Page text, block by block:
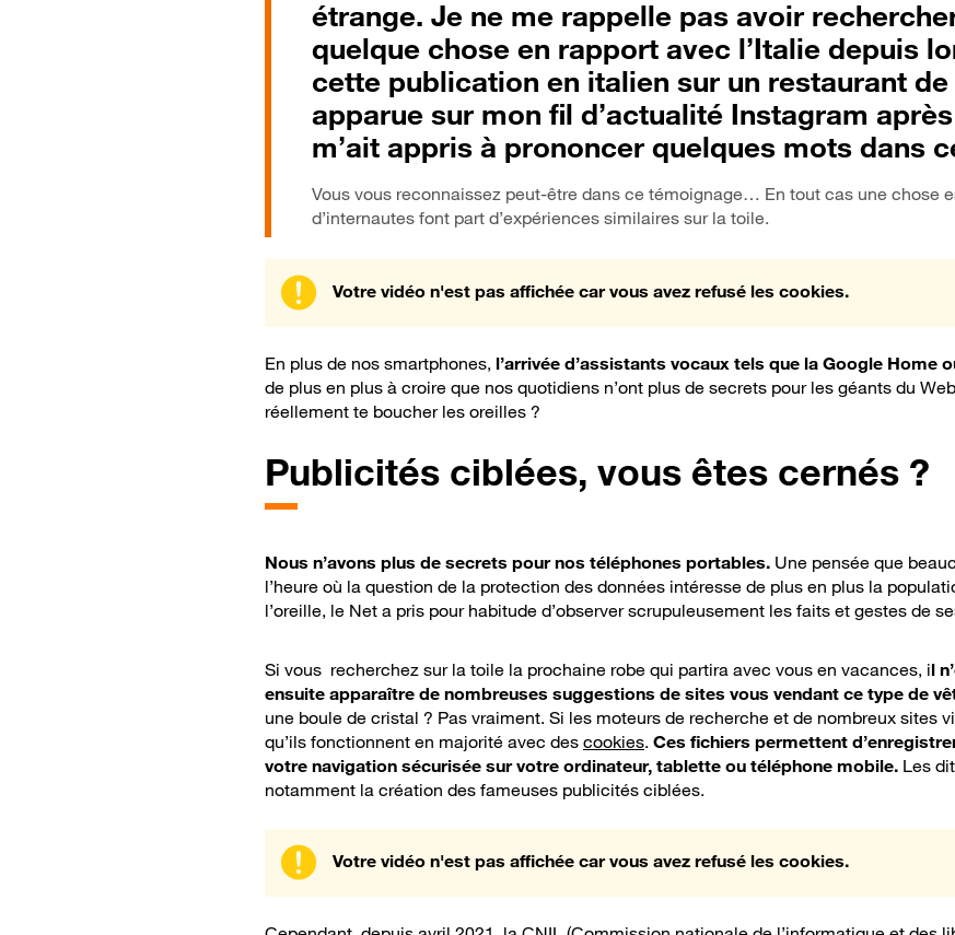
étrange. Je ne me rappelle pas avoir
quelque chose en rapport avec l’Italie depuis
cette publication en italien sur un restaurant
apparue sur mon fil d’actualité Instagram
m’ait appris à prononcer quelques mots dans
Vous vous reconnaissez peut-être dans ce témoignage… En tout cas une chose
d’internautes font part d’expériences similaires sur la toile.
Votre vidéo n'est pas affichée car vous avez refusé les cookies.
En plus de nos smartphones, l’arrivée d’assistants vocaux tels que la Google Home
de plus en plus à croire que nos quotidiens n’ont plus de secrets pour les géants du Web
réellement te boucher les oreilles ?
Publicités ciblées, vous êtes cernés ?
Nous n’avons plus de secrets pour nos téléphones portables. Une pensée que
l’heure où la question de la protection des données intéresse de plus en plus la
l’oreille, le Net a pris pour habitude d’observer scrupuleusement les faits et gestes de
Si vous recherchez sur la toile la prochaine robe qui partira avec vous en vacances, il
ensuite apparaître de nombreuses suggestions de sites vous vendant ce type de
une boule de cristal ? Pas vraiment. Si les moteurs de recherche et de nombreux sites
qu’ils fonctionnent en majorité avec des cookies. Ces fichiers permettent
votre navigation sécurisée sur votre ordinateur, tablette ou téléphone mobile. Les
notamment la création des fameuses publicités ciblées.
Votre vidéo n'est pas affichée car vous avez refusé les cookies.